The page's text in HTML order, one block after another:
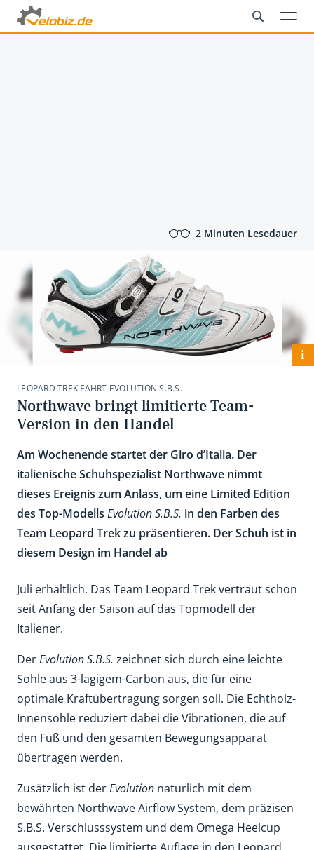
2 Minuten Lesedauer
i
LEOPARD TREK FÄHRT EVOLUTION S.B.S.
Northwave bringt limitierte Team-
Version in den Handel
Am Wochenende startet der Giro d’Italia. Der
italienische Schuhspezialist Northwave nimmt
dieses Ereignis zum Anlass, um eine Limited Edition
des Top-Modells Evolution S.B.S. in den Farben des
Team Leopard Trek zu präsentieren. Der Schuh ist in
diesem Design im Handel ab
Juli erhältlich. Das Team Leopard Trek vertraut schon
seit Anfang der Saison auf das Topmodell der
Italiener.
DerEvolution S.B.S. zeichnet sich durch eine leichte
Sohle aus 3-lagigem-Carbon aus, die für eine
optimale Kraftübertragung sorgen soll. Die Echtholz-
Innensohle reduziert dabei die Vibrationen, die auf
den Fuß und den gesamten Bewegungsapparat
übertragen werden.
Zusätzlich ist derEvolution natürlich mit dem
bewährten Northwave Airflow System, dem präzisen
S.B.S. Verschlusssystem und dem Omega Heelcup